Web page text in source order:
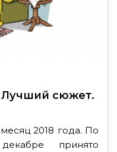
Лучший сюжет.
2018 года. По
принято